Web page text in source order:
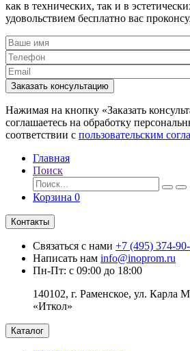
как в технических, так и в
удовольствием бесплатно вас
Заказать консультацию
Нажимая на кнопку «Заказать
соглашаетесь на обработку
соответствии с пользовательским
Главная
Поиск
Корзина 0
Контакты
Связаться с нами +7 (495) 374-
Написать нам info@inoprom.ru
Пн-Пт: с 09:00 до 18:00
140102, г. Раменское, ул. Карла
«Иткол»
Каталог